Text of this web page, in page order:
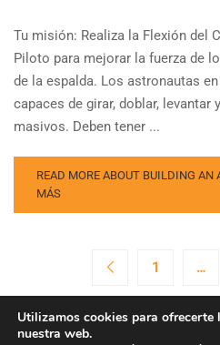
Tu misión: Realiza la Flexión del
Piloto para mejorar la fuerza de
de la espalda. Los astronautas
capaces de girar, doblar, levantar
masivos. Deben tener ...
READ MORE ABOUT BUILDING AN
MÁS
1 …
Utilizamos cookies para ofrecerte
nuestra web.